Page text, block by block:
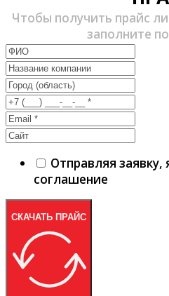
Чтобы получить прайс
заполните
Отправляя
соглашение
СКАЧАТЬ ПРАЙС